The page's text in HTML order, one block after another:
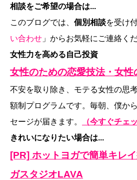
相談をご希望の場合は...
このブログでは、 個別相談を受け
い合わせ 」からお気軽にご連絡くだ
女性力を高める自己投資
女性のための恋愛技法・女性
不安を取り除き、モテる女性の思
額制プログラムです。毎朝、僕か
セージが届きます。
（今すぐチェ
きれいになりたい場合は...
[PR] ホットヨガで簡単キレ
ガスタジオLAVA